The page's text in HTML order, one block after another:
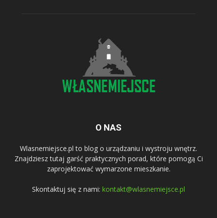
O NAS
Wlasnemiejsce.pl to blog o urządzaniu i wystroju wnętrz.
Znajdziesz tutaj garść praktycznych porad, które pomogą Ci
zaprojektować wymarzone mieszkanie.
Skontaktuj się z nami: kontakt@wlasnemiejsce.pl